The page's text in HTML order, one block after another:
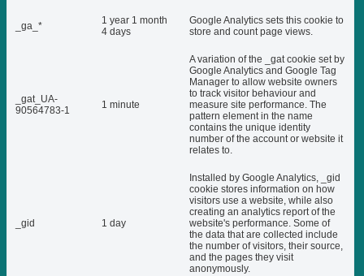
_ga_*
1 year 1 month
4 days
Google Analytics sets this cookie to
store and count page views.
_gat_UA-
90564783-1
1 minute
A variation of the _gat cookie set by
Google Analytics and Google Tag
Manager to allow website owners
to track visitor behaviour and
measure site performance. The
pattern element in the name
contains the unique identity
number of the account or website it
relates to.
_gid 1 day
Installed by Google Analytics, _gid
cookie stores information on how
visitors use a website, while also
creating an analytics report of the
website's performance. Some of
the data that are collected include
the number of visitors, their source,
and the pages they visit
anonymously.